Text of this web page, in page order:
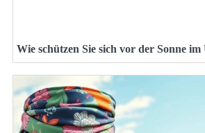
Wie schützen Sie sich vor der Sonne